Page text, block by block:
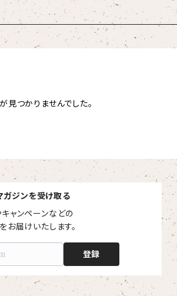
見つかりませんでした。
ガジンを受け取る
ャンペーンなどの
お届けいたします。
登録